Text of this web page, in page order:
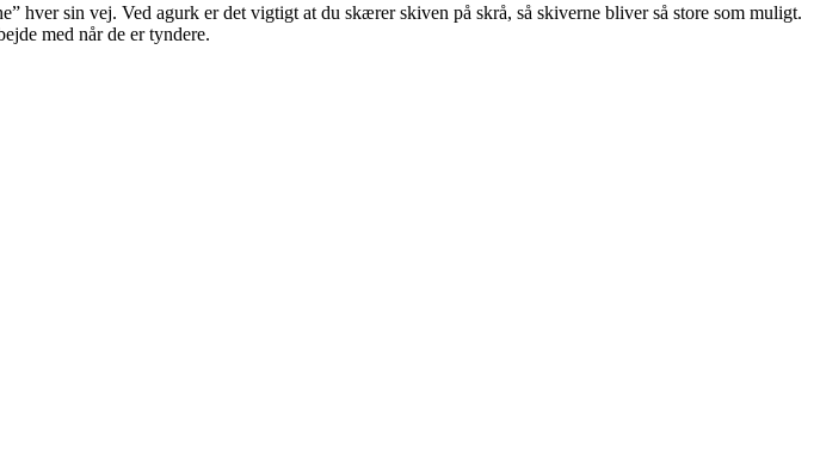
hver sin vej. Ved agurk er det vigtigt at du skærer skiven på skrå, så skiverne bliver så store som muligt.
med når de er tyndere.